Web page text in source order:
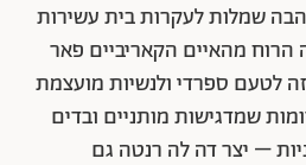
שמלות לעקרות בית עשירות
הרוח מהאיים הקאריביים פאר
לטעם ספרדי ולנשיות מועצמת
שמדגישות מותניים ובדים
– יצר דה לה רנטה גם